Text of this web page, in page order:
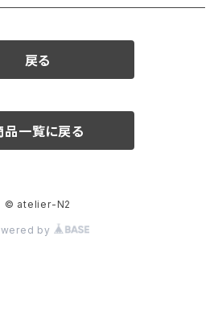
戻る
品一覧に戻る
© atelier-N2
by